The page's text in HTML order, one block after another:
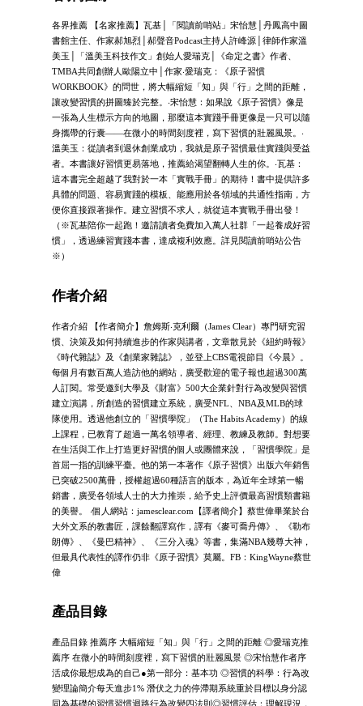
各界推薦 【名家推薦】瓦基│「閱讀前哨站」宋怡慧│丹鳳高中圖
書館主任、作家郝旭烈│郝聲音Podcast主持人許峰源│律師作家溫
美玉│「溫美玉科技作文」創始人愛瑞克│《命定之書》作者、
TMBA共同創辦人歐陽立中│作家‧愛瑞克：《原子習慣
WORKBOOK》的問世，將大幅縮短「知」與「行」之間的距離，
讓改變習慣的拼圖臻於完整。‧宋怡慧：如果說《原子習慣》像是
一張為人生標示方向的地圖，那麼這本實踐手冊更像是一只可以隨
身攜帶的行囊——在微小的時間刻度裡，寫下習慣的壯麗風景。‧
溫美玉：從讀者到退休創業成功，我就是原子習慣最佳實踐與受益
者。本書讓好習慣更易落地，推薦給渴望翻轉人生的你。‧瓦基：
這本書完全超越了我對於一本「實戰手冊」的期待！書中提供許多
具體的問題、容易實踐的模板、能應用於各領域的共通性指南，方
便你直接跟著操作。建立習慣不求人，就從這本實戰手冊出發！
（※瓦基陪你一起跑！邀請讀者免費加入萬人社群「一起養成好習
慣」，透過練習實踐本書，達成複利效應。詳見閱讀前哨站公告
※）
作者介紹
作者介紹 【作者簡介】詹姆斯‧克利爾（James Clear）專門研究習
慣、決策及如何持續進步的作家與講者，文章散見於《紐約時報》
《時代雜誌》及《創業家雜誌》，並登上CBS電視節目《今晨》。
每個月有數百萬人造訪他的網站，廣受歡迎的電子報也超過300萬
人訂閱。常受邀到大學及《財富》500大企業針對行為改變與習慣
建立演講，所創造的習慣建立系統，廣受NFL、NBA及MLB的球
隊使用。透過他創立的「習慣學院」（The Habits Academy）的線
上課程，已教育了超過一萬名領導者、經理、教練及教師。對想要
在生活與工作上打造更好習慣的個人或團體來說，「習慣學院」是
首屈一指的訓練平臺。他的第一本著作《原子習慣》出版六年銷售
已突破2500萬冊，授權超過60種語言的版本，為近年全球第一暢
銷書，廣受各領域人士的大力推崇，給予史上評價最高習慣類書籍
的美譽。 ‧個人網站：jamesclear.com【譯者簡介】蔡世偉畢業於台
大外文系的教書匠，課餘翻譯寫作，譯有《麥可喬丹傳》、《勒布
朗傳》、《曼巴精神》、《三分入魂》等書，集滿NBA幾尊大神，
但最具代表性的譯作仍非《原子習慣》莫屬。FB：KingWayne蔡世
偉
產品目錄
產品目錄 推薦序 大幅縮短「知」與「行」之間的距離 ◎愛瑞克推
薦序 在微小的時間刻度裡，寫下習慣的壯麗風景 ◎宋怡慧作者序
活成你最想成為的自己●第一部分：基本功 ◎習慣的科學：行為改
變理論簡介每天進步1% 潛伏之力的停滯期系統重於目標以身分認
同為基礎的習慣習慣迴路行為改變四法則◎習慣評估：理解現況，